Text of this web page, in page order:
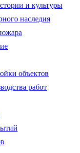
и культуры
наследия
объектов
работ